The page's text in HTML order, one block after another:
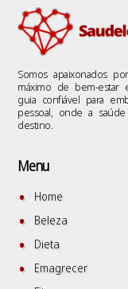
Somos apaixonados
máximo de bem-
guia confiável para
pessoal, onde a
destino.
Menu
Home
Beleza
Dieta
Emagrecer